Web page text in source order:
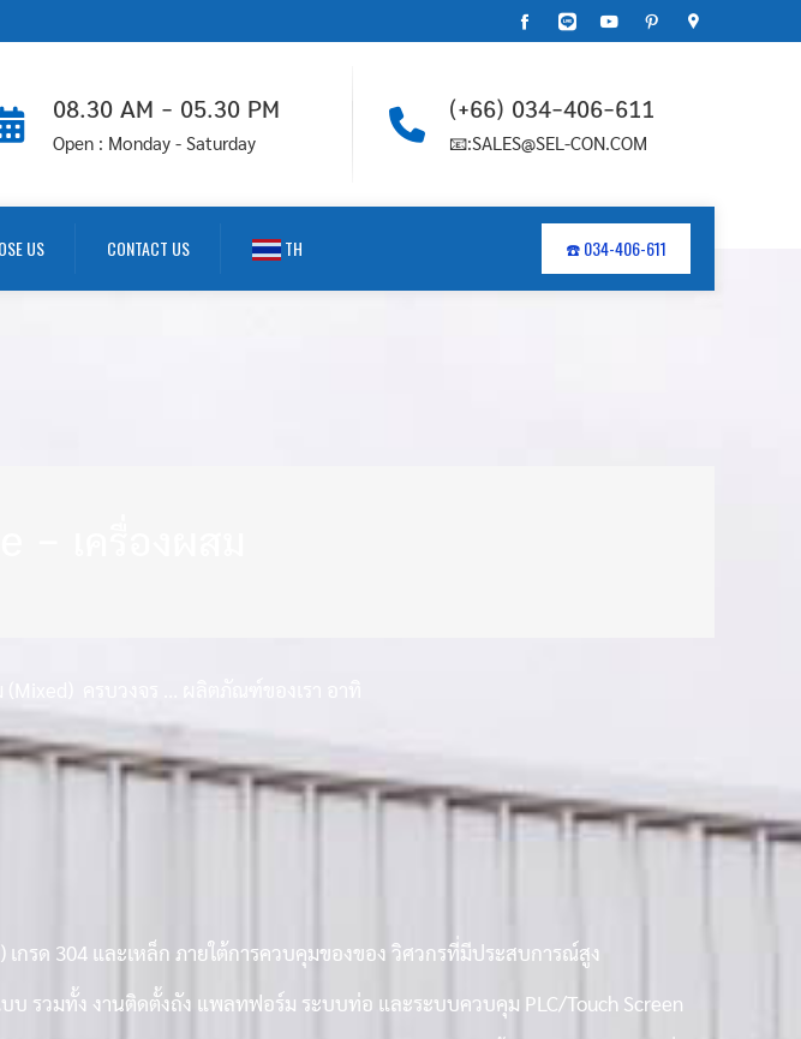
08.30 AM - 05.30 PM
Open : Monday - Saturday
(+66) 034-406-611
📧:SALES@SEL-CON.COM
US CONTACT US TH ☎️ 034-406-611
ครบวงจร … ผลิตภัณฑ์ของเรา อาทิ
กรด 304 และเหล็ก ภายใต้การควบคุมของของ วิศวกรที่มีประสบการณ์สูง
บ รวมทั้ง งานติดตั้งถัง แพลทฟอร์ม ระบบท่อ และระบบควบคุม PLC/Touch Screen